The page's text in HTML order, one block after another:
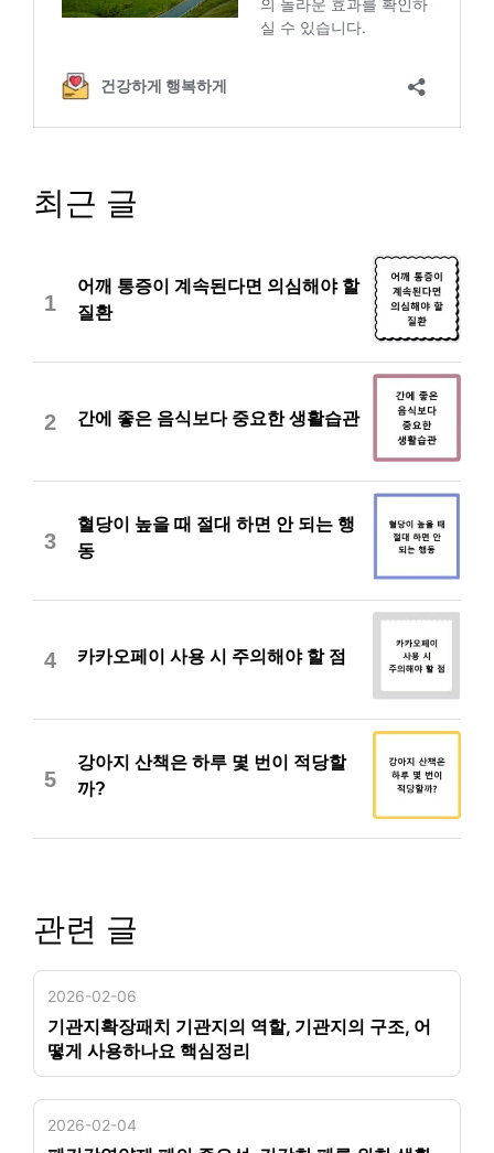
최근 글
1
어깨 통증이 계속된다면 의심해야 할
질환
2 간에 좋은 음식보다 중요한 생활습관
3
혈당이 높을 때 절대 하면 안 되는 행
동
4 카카오페이 사용 시 주의해야 할 점
5
강아지 산책은 하루 몇 번이 적당할
까?
관련 글
2026-02-06
기관지확장패치 기관지의 역할, 기관지의 구조, 어
떻게 사용하나요 핵심정리
2026-02-04